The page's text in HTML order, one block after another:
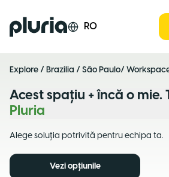
Logo Pluria RO
Explore / Brazilia / São Paulo/
Acest spațiu + încă o mie.
Pluria
Alege soluția potrivită pentru echipa ta.
Vezi opțiunile